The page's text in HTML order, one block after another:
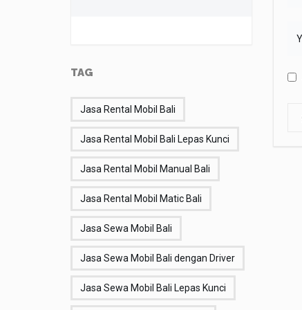
TAG
Jasa Rental Mobil Bali
Jasa Rental Mobil Bali Lepas Kunci
Jasa Rental Mobil Manual Bali
Jasa Rental Mobil Matic Bali
Jasa Sewa Mobil Bali
Jasa Sewa Mobil Bali dengan Driver
Jasa Sewa Mobil Bali Lepas Kunci